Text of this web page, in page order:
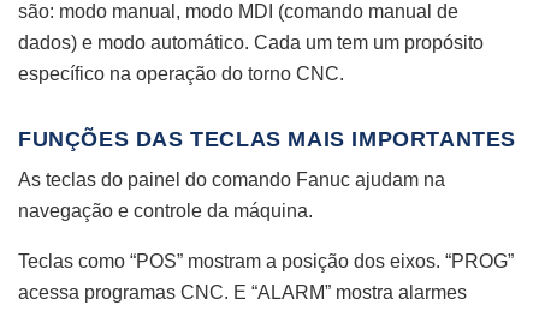
são: modo manual, modo MDI (comando manual de
dados) e modo automático. Cada um tem um propósito
específico na operação do torno CNC.
FUNÇÕES DAS TECLAS MAIS IMPORTANTES
As teclas do painel do comando Fanuc ajudam na
navegação e controle da máquina.
Teclas como “POS” mostram a posição dos eixos. “PROG”
acessa programas CNC. E “ALARM” mostra alarmes